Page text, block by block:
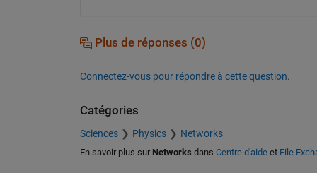
Plus de réponses (0)
Connectez-vous pour répondre à cette question.
Catégories
Sciences Physics Networks
En savoir plus sur Networks dans Centre d'aideet File